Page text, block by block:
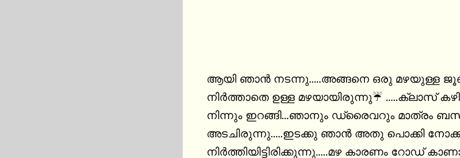
ആയി ഞാൻ നടന്നു.....അങ്ങനെ ഒരു മഴയുള്ള
നിർത്താതെ ഉള്ള മഴയായിരുന്നു☔️ .....ക്ലാസ്‌ കഴിഞ്ഞു ബസിൽ വരുന്ന സമയം.....എല്ലാരും ബസിൽ
നിന്നും ഇറങ്ങി...ഞാനും ഡ്രൈവറും മാത്രം
അടചിരുന്നു.....ഇടക്കു ഞാൻ അതു പൊക്കി
നിർത്തിയിട്ടിരിക്കുന്നു.....മഴ കാരണം റോഡ്‌ കാണാൻ പട്ടുന്നില്ല.....ഡ്രൈവർ പറഞ്ഞു...മോളെ ഞാനും